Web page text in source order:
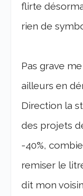
flirte
rien de
Pas grave
ailleurs en
Direction la
des projets
-40%,
remiser le
dit mon